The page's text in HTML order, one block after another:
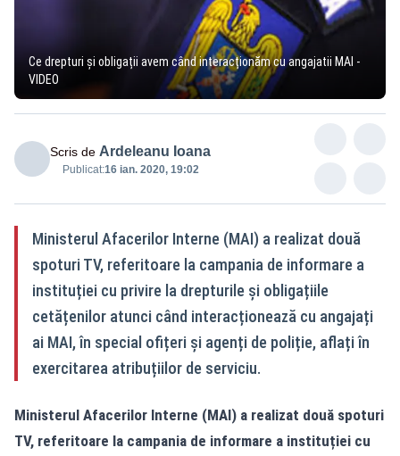
Ce drepturi și obligații avem când interacționăm cu angajatii MAI -
VIDEO
Scris de Ardeleanu Ioana
Publicat:16 ian. 2020, 19:02
Ministerul Afacerilor Interne (MAI) a realizat două
spoturi TV, referitoare la campania de informare a
instituției cu privire la drepturile și obligațiile
cetățenilor atunci când interacționează cu angajați
ai MAI, în special ofițeri și agenți de poliție, aflați în
exercitarea atribuțiilor de serviciu.
Ministerul Afacerilor Interne (MAI) a realizat două spoturi
TV, referitoare la campania de informare a instituției cu